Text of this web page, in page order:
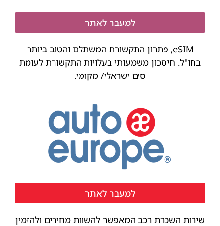
למעבר לאתר
eSIM, פתרון התקשורת המשתלם והטוב ביותר
בחו"ל. חיסכון משמעותי בעלויות התקשורת לעומת
סים ישראלי/ מקומי.
למעבר לאתר
שירות השכרת רכב המאפשר להשוות מחירים ולהזמין